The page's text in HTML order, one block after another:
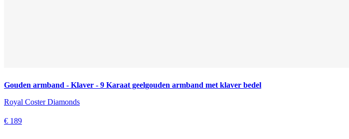
Gouden armband - Klaver - 9 Karaat geelgouden armband met klaver bedel
Royal Coster Diamonds
€ 189